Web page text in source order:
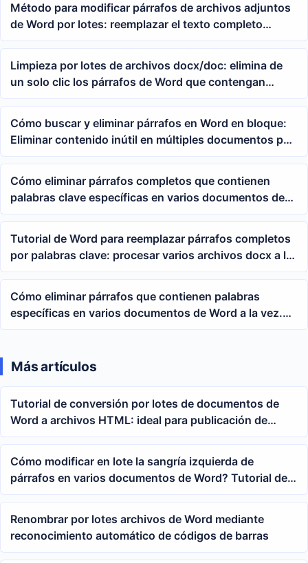
Método para modificar párrafos de archivos adjuntos
de Word por lotes: reemplazar el texto completo
según la palabra clave Annex
Limpieza por lotes de archivos docx/doc: elimina de
un solo clic los párrafos de Word que contengan
palabras clave como Anexo A, Anexo B, etc.
Cómo buscar y eliminar párrafos en Word en bloque:
Eliminar contenido inútil en múltiples documentos por
palabras clave
Cómo eliminar párrafos completos que contienen
palabras clave específicas en varios documentos de
Word de forma masiva
Tutorial de Word para reemplazar párrafos completos
por palabras clave: procesar varios archivos docx a la
vez
Cómo eliminar párrafos que contienen palabras
específicas en varios documentos de Word a la vez.
Tutorial completo de búsqueda y reemplazo con
Más artículos
Tutorial de conversión por lotes de documentos de
Word a archivos HTML: ideal para publicación de
materiales y organización en páginas web
Cómo modificar en lote la sangría izquierda de
párrafos en varios documentos de Word? Tutorial de
formato unificado docx/doc
Renombrar por lotes archivos de Word mediante
reconocimiento automático de códigos de barras